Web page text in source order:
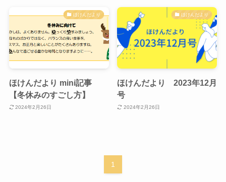
ほけんだより
ほけんだより mini記事
【冬休みのすごし方】
2024年2月26日
ほけんだより
ほけんだより 2023年12月
号
2024年2月26日
1